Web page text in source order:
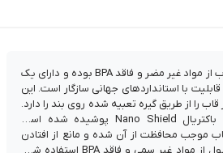
مناسب برای آیفون ۱۳ این قاب از مواد غیر مضر و فاقد BPA بوده و دارای یک
با استانداردهای جهانی سازگار است. این
را از طریق گیره تعبیه شده روی بند را دارد.
این قاب با یک لایه آنتی باکتریال Nano Shield پوشیده شده است
موجب محافظت از آن شده و مانع از افتادن
گوشی می‌شود. در این محصول از مواد غیر سمی و فاقد BPA استفاده شده